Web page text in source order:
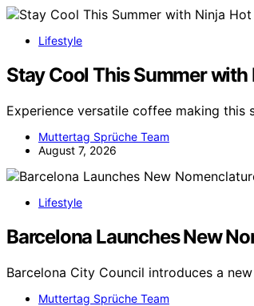
Lifestyle
Stay Cool This Summer with
Experience versatile coffee making
Muttertag Sprüche Team
August 7, 2026
Lifestyle
Barcelona Launches New
Barcelona City Council introduces a
Muttertag Sprüche Team